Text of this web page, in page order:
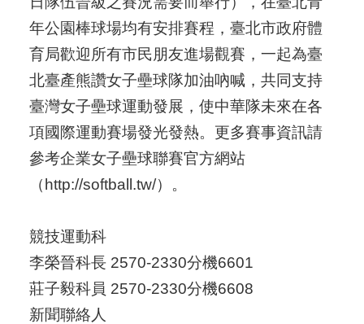
年公園棒球場均有安排賽程，臺北市政府體
育局歡迎所有市民朋友進場觀賽，一起為臺
北臺產熊讚女子壘球隊加油吶喊，共同支持
臺灣女子壘球運動發展，使中華隊未來在各
項國際運動賽場發光發熱。更多賽事資訊請
參考企業女子壘球聯賽官方網站
（http://softball.tw/）。
競技運動科
李榮晉科長 2570-2330分機6601
莊子毅科員 2570-2330分機6608
新聞聯絡人